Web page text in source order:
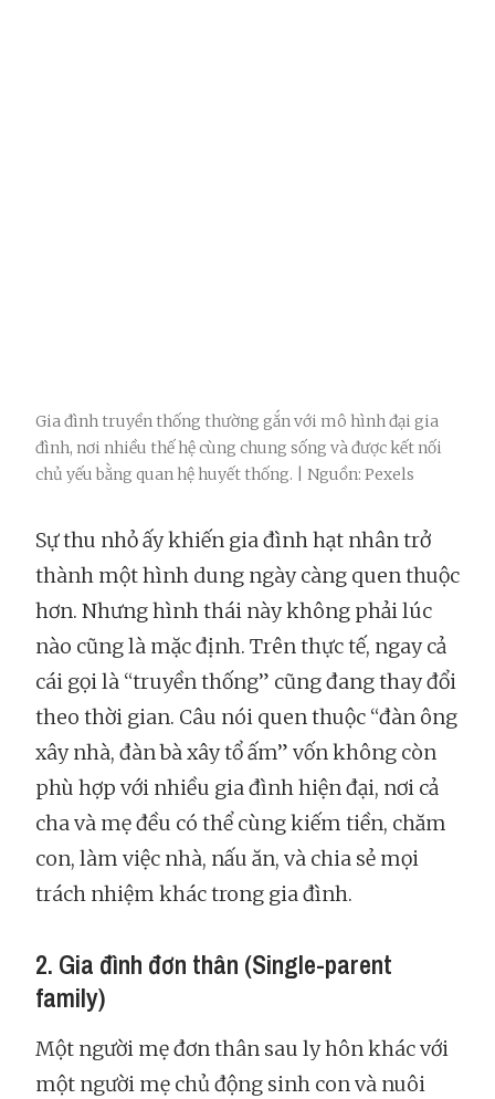
Gia đình truyền thống thường gắn với mô hình đại gia
đình, nơi nhiều thế hệ cùng chung sống và được kết nối
chủ yếu bằng quan hệ huyết thống. | Nguồn: Pexels
Sự thu nhỏ ấy khiến gia đình hạt nhân trở
thành một hình dung ngày càng quen thuộc
hơn. Nhưng hình thái này không phải lúc
nào cũng là mặc định. Trên thực tế, ngay cả
cái gọi là “truyền thống” cũng đang thay đổi
theo thời gian. Câu nói quen thuộc “đàn ông
xây nhà, đàn bà xây tổ ấm” vốn không còn
phù hợp với nhiều gia đình hiện đại, nơi cả
cha và mẹ đều có thể cùng kiếm tiền, chăm
con, làm việc nhà, nấu ăn, và chia sẻ mọi
trách nhiệm khác trong gia đình.
2. Gia đình đơn thân (Single-parent
family)
Một người mẹ đơn thân sau ly hôn khác với
một người mẹ chủ động sinh con và nuôi